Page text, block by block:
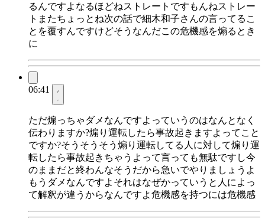
るんですよなるほどねストレートですもんねストレー
トまたちょっとね次の話で細木和子さんの言ってるこ
とを覆すんですけどそうなんだこの危機感を煽るとき
に
06:41
ただ煽っちゃダメなんですよっていうのはなんとなく
伝わりますか?煽り運転したら事故起きますよってこと
ですか?そうそうそう煽り運転してる人に対して煽り運
転したら事故起きちゃうよって言っても無駄ですし今
のままだと終わんなそうだから急いでやりましょうよ
もうダメなんですよそれはなぜかっていうと人によっ
て解釈が違うからなんですよ危機感を持つには危機感